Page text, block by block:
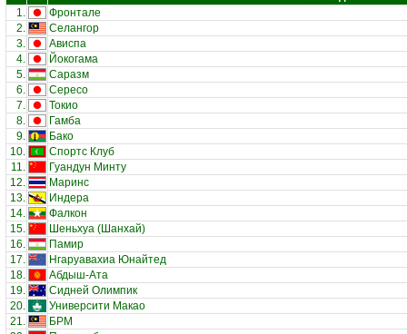
1.
Фронтале
2.
Селангор
3.
Ависпа
4.
Йокогама
5.
Саразм
6.
Сересо
7.
Токио
8.
Гамба
9.
Бако
10.
Спортс Клуб
11.
Гуандун Минту
12.
Маринс
13.
Индера
14.
Фалкон
15.
Шеньхуа (Шанхай)
16.
Памир
17.
Нгаруавахиа Юнайтед
18.
Абдыш-Ата
19.
Сидней Олимпик
20.
Университи Макао
21.
БРМ